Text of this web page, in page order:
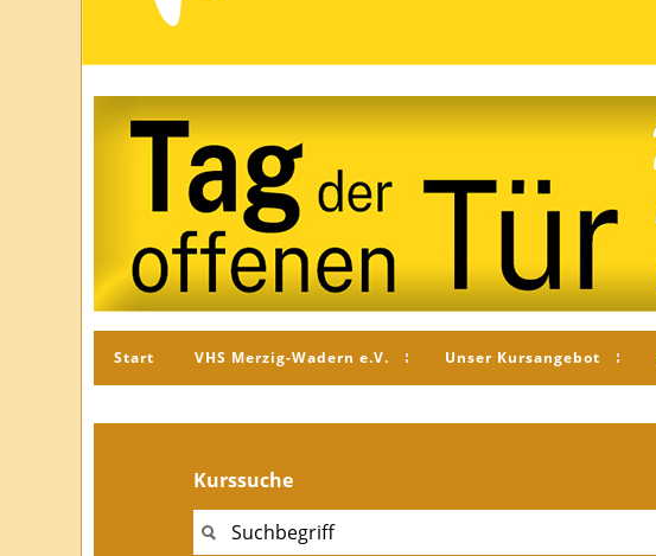
Start VHS Merzig-Wadern e.V. Unser Kursangebot
Kurssuche